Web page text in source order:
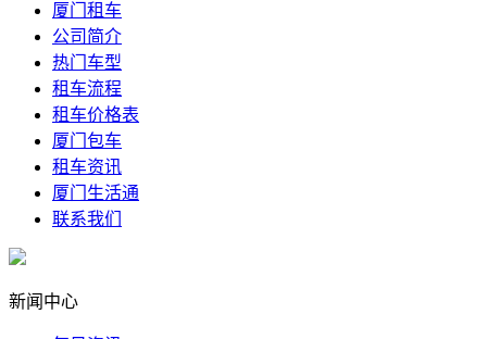
厦门租车
公司简介
热门车型
租车流程
租车价格表
厦门包车
租车资讯
厦门生活通
联系我们
新闻中心